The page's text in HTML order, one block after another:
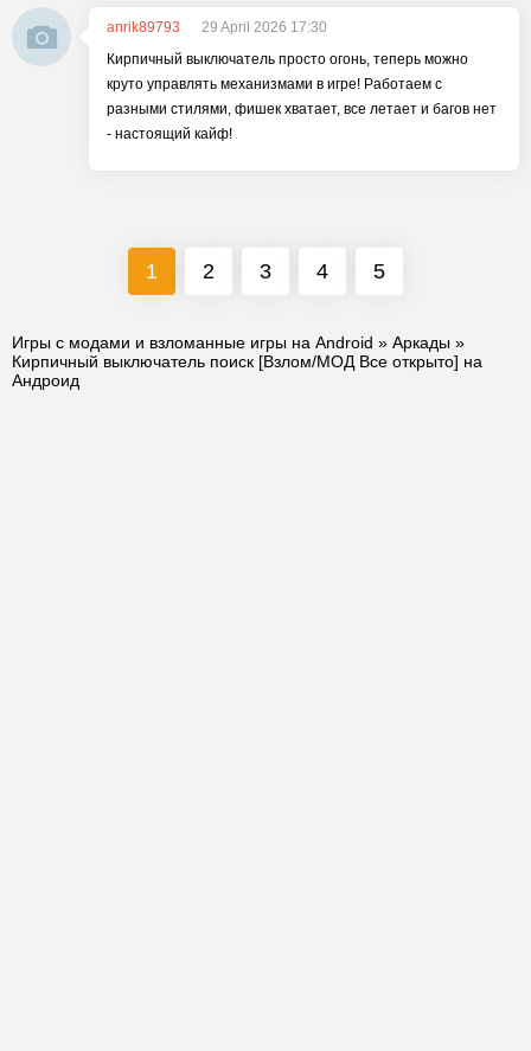
anrik89793
29 April 2026 17:30
Кирпичный выключатель просто огонь, теперь можно
круто управлять механизмами в игре! Работаем с
разными стилями, фишек хватает, все летает и багов нет
- настоящий кайф!
1 2 3 4 5
Игры с модами и взломанные игры на Android » Аркады »
Кирпичный выключатель поиск [Взлом/МОД Все открыто] на
Андроид